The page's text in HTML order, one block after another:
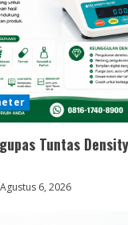
Tuntas
Agustus 6, 2026